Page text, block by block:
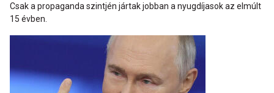
Csak a propaganda szintjén jártak jobban a nyugdíjasok az elmúlt
15 évben.